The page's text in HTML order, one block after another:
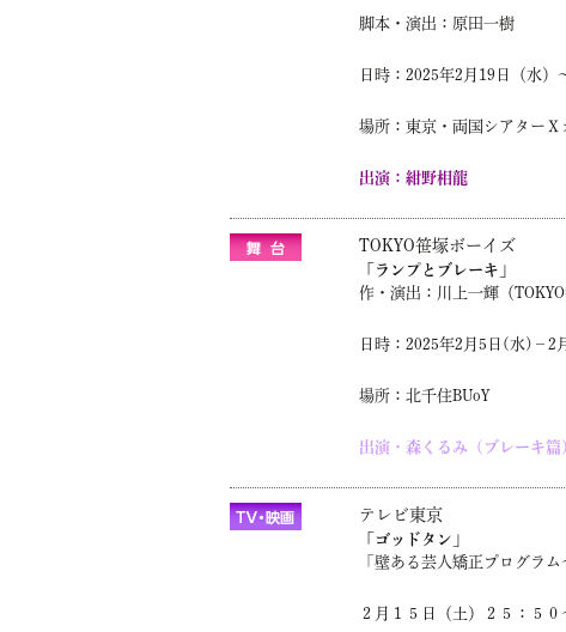
脚本・演出：原田一樹
日時：2025年2月19日（水）
場所：東京・両国シアターⅩ
出演：紺野相龍
TOKYO笹塚ボーイズ
「ランプとブレーキ」
作・演出：川上一輝（TOKYO
日時：2025年2月5日(水)−2
場所：北千住BUoY
出演・森くるみ（ブレーキ篇
テレビ東京
「ゴッドタン」
「壁ある芸人矯正プログラ
２月１５日（土）２５：５０